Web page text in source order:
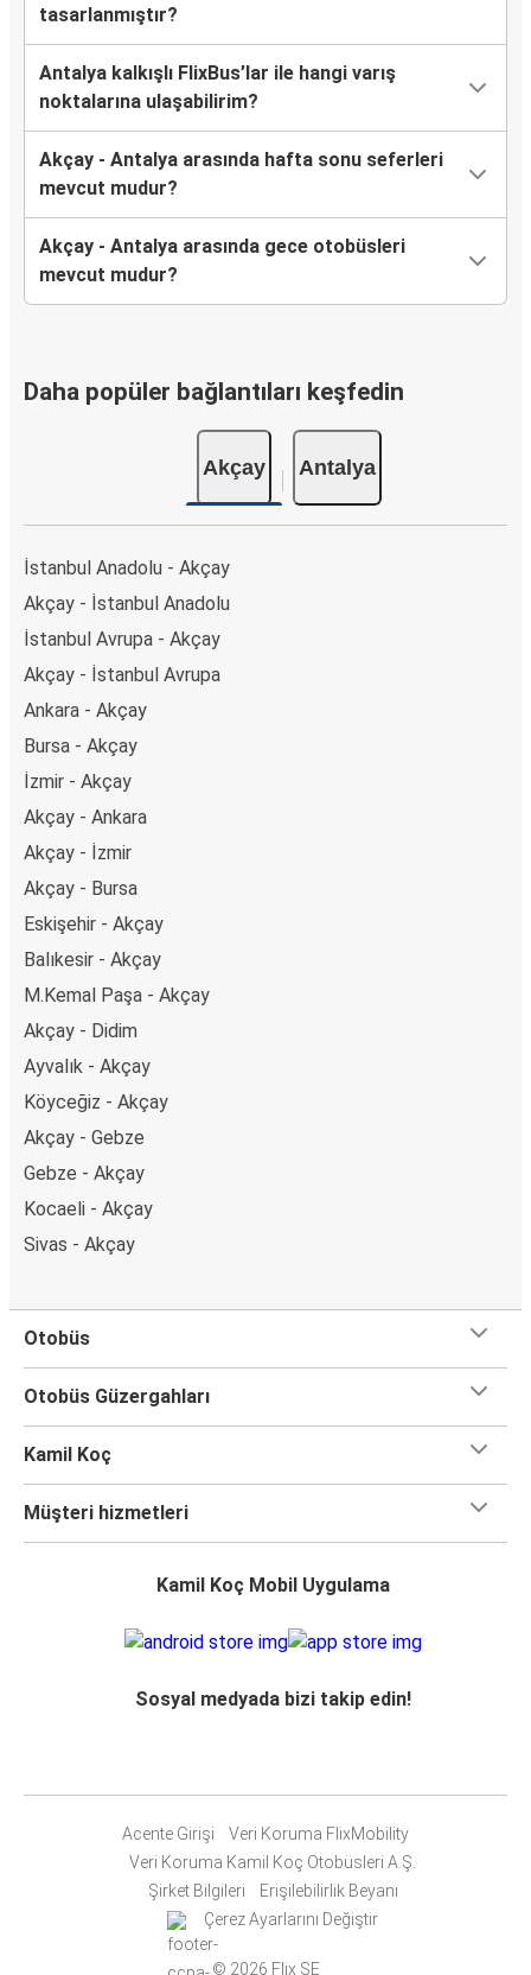
tasarlanmıştır?
Antalya kalkışlı FlixBus’lar ile hangi varış
noktalarına ulaşabilirim?
Akçay - Antalya arasında hafta sonu seferleri
mevcut mudur?
Akçay - Antalya arasında gece otobüsleri
mevcut mudur?
Daha popüler bağlantıları keşfedin
Akçay Antalya
İstanbul Anadolu - Akçay
Akçay - İstanbul Anadolu
İstanbul Avrupa - Akçay
Akçay - İstanbul Avrupa
Ankara - Akçay
Bursa - Akçay
İzmir - Akçay
Akçay - Ankara
Akçay - İzmir
Akçay - Bursa
Eskişehir - Akçay
Balıkesir - Akçay
M.Kemal Paşa - Akçay
Akçay - Didim
Ayvalık - Akçay
Köyceğiz - Akçay
Akçay - Gebze
Gebze - Akçay
Kocaeli - Akçay
Sivas - Akçay
Otobüs
Otobüs Güzergahları
Kamil Koç
Müşteri hizmetleri
Kamil Koç Mobil Uygulama
Sosyal medyada bizi takip edin!
Acente Girişi
Veri Koruma FlixMobility
Veri Koruma Kamil Koç Otobüsleri A.Ş.
Şirket Bilgileri
Erişilebilirlik Beyanı
Çerez Ayarlarını Değiştir
© 2026 Flix SE